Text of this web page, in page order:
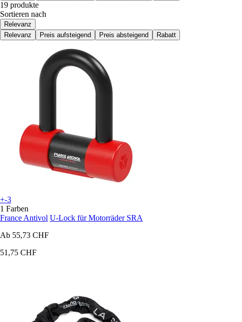
19 produkte
Sortieren nach
Relevanz
Relevanz
Preis aufsteigend Preis absteigend Rabatt
+-3
1 Farben
France Antivol U-Lock für Motorräder SRA
Ab 55,73 CHF
51,75 CHF